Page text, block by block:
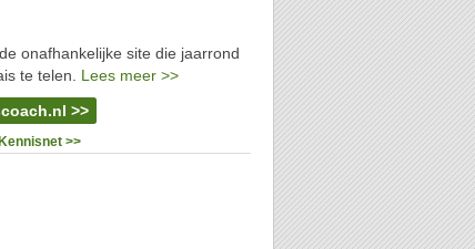
onafhankelijke site die jaarrond
te telen. Lees meer >>
>>
>>